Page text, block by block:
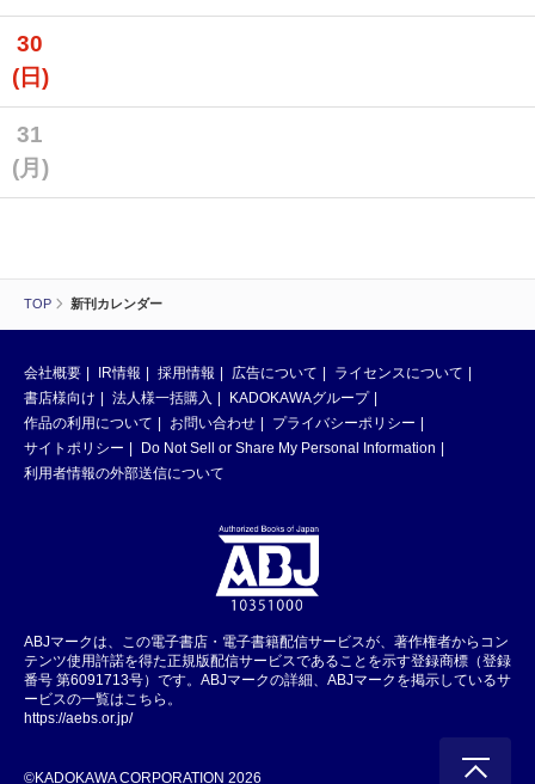
TOP 新刊カレンダー
30
(日)
31
(月)
会社概要 IR情報 採用情報 広告について
ライセンスについて
書店様向け
法人様一括購入
KADOKAWAグループ
作品の利用について
お問い合わせ
プライバシーポリシー
サイトポリシー
Do Not Sell or Share My Personal Information
利用者情報の外部送信について
ABJマークは、この電子書店・電子書籍配信サービスが、著作権者からコン
テンツ使用許諾を得た正規版配信サービスであることを示す登録商標（登録
番号 第6091713号）です。ABJマークの詳細、ABJマークを掲示しているサ
ービスの一覧はこちら。
https://aebs.or.jp/
©KADOKAWA CORPORATION 2026